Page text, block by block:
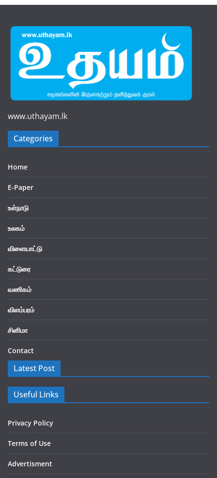
www.uthayam.lk
Categories
Home
E-Paper
உள்நாடு
உலகம்
விளையாட்டு
கட்டுரை
வணிகம்
விளம்பரம்
சினிமா
Contact
Latest Post
Useful Links
Privacy Policy
Terms of Use
Advertisment